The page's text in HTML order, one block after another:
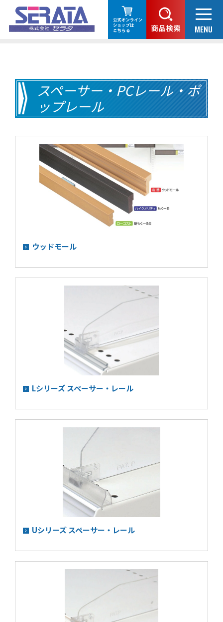
スペーサー・PCレール・ポ
ップレール
ウッドモール
Lシリーズ スペーサー・レール
Uシリーズ スペーサー・レール